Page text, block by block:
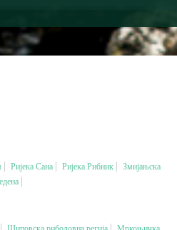
Ријека Сана Ријека Рибник
Змијањска